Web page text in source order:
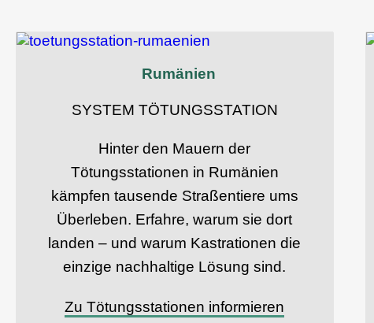
Rumänien
SYSTEM TÖTUNGSSTATION
Hinter den Mauern der
Tötungsstationen in Rumänien
kämpfen tausende Straßentiere ums
Überleben. Erfahre, warum sie dort
landen – und warum Kastrationen die
einzige nachhaltige Lösung sind.
Zu Tötungsstationen informieren